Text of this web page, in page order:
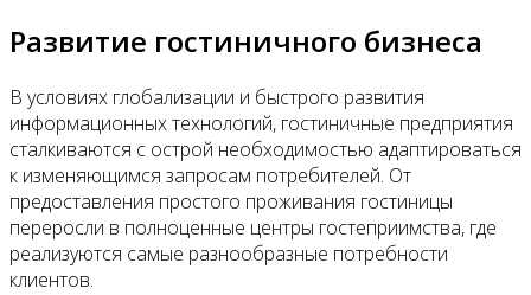
Развитие гостиничного бизнеса
В условиях глобализации и быстрого развития
информационных технологий, гостиничные предприятия
сталкиваются с острой необходимостью адаптироваться
к изменяющимся запросам потребителей. От
предоставления простого проживания гостиницы
переросли в полноценные центры гостеприимства, где
реализуются самые разнообразные потребности
клиентов.